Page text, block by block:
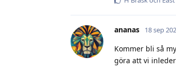
ananas 18 sep
Kommer bli så
göra att vi